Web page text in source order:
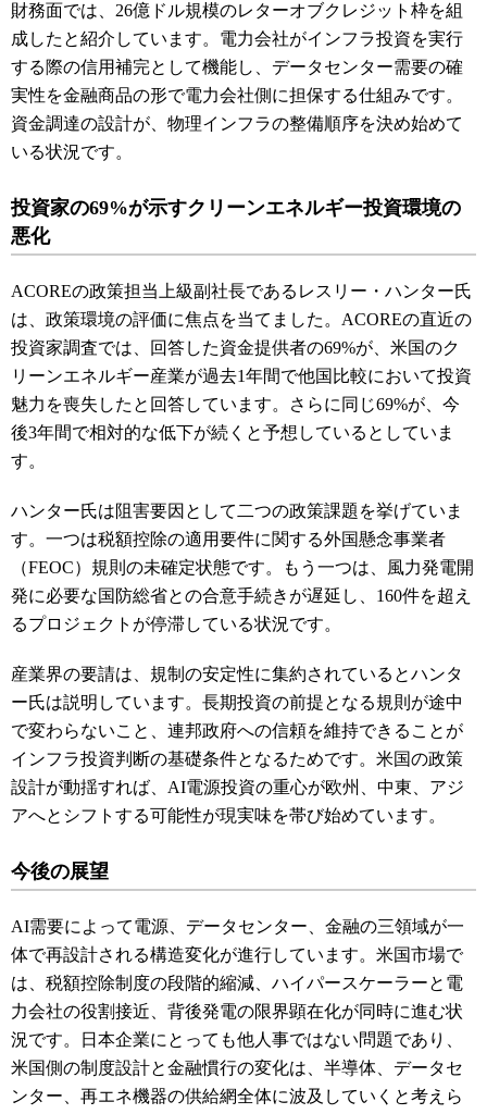
財務面では、26億ドル規模のレターオブクレジット枠を組
成したと紹介しています。電力会社がインフラ投資を実行
する際の信用補完として機能し、データセンター需要の確
実性を金融商品の形で電力会社側に担保する仕組みです。
資金調達の設計が、物理インフラの整備順序を決め始めて
いる状況です。
投資家の69%が示すクリーンエネルギー投資環境の
悪化
ACOREの政策担当上級副社長であるレスリー・ハンター氏
は、政策環境の評価に焦点を当てました。ACOREの直近の
投資家調査では、回答した資金提供者の69%が、米国のク
リーンエネルギー産業が過去1年間で他国比較において投資
魅力を喪失したと回答しています。さらに同じ69%が、今
後3年間で相対的な低下が続くと予想しているとしていま
す。
ハンター氏は阻害要因として二つの政策課題を挙げていま
す。一つは税額控除の適用要件に関する外国懸念事業者
（FEOC）規則の未確定状態です。もう一つは、風力発電開
発に必要な国防総省との合意手続きが遅延し、160件を超え
るプロジェクトが停滞している状況です。
産業界の要請は、規制の安定性に集約されているとハンタ
ー氏は説明しています。長期投資の前提となる規則が途中
で変わらないこと、連邦政府への信頼を維持できることが
インフラ投資判断の基礎条件となるためです。米国の政策
設計が動揺すれば、AI電源投資の重心が欧州、中東、アジ
アへとシフトする可能性が現実味を帯び始めています。
今後の展望
AI需要によって電源、データセンター、金融の三領域が一
体で再設計される構造変化が進行しています。米国市場で
は、税額控除制度の段階的縮減、ハイパースケーラーと電
力会社の役割接近、背後発電の限界顕在化が同時に進む状
況です。日本企業にとっても他人事ではない問題であり、
米国側の制度設計と金融慣行の変化は、半導体、データセ
ンター、再エネ機器の供給網全体に波及していくと考えら